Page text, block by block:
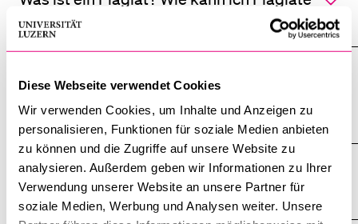
Diese Webseite verwendet Cookies
Wir verwenden Cookies, um Inhalte und Anzeigen zu
personalisieren, Funktionen für soziale Medien anbieten
zu können und die Zugriffe auf unsere Website zu
analysieren. Außerdem geben wir Informationen zu Ihrer
Verwendung unserer Website an unsere Partner für
soziale Medien, Werbung und Analysen weiter. Unsere
vermeiden?
Prüfungen und Abschlussverfahren
Alle anzeigen
Alle
Sektionen
des
öffnen
Muss ich mich zu Vorlesungsprüfungen
anmelden?